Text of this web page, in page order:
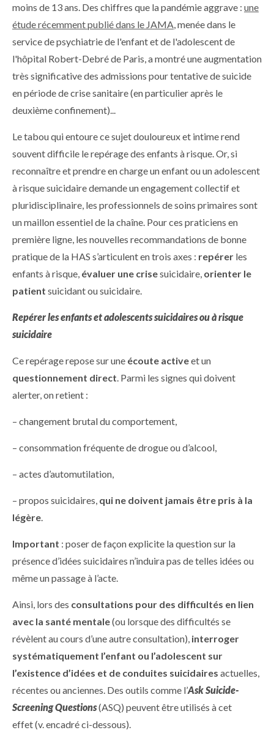
moins de 13 ans. Des chiffres que la pandémie aggrave : une
étude récemment publié dans le JAMA, menée dans le
service de psychiatrie de l'enfant et de l'adolescent de
l'hôpital Robert-Debré de Paris, a montré une augmentation
très significative des admissions pour tentative de suicide
en période de crise sanitaire (en particulier après le
deuxième confinement)...
Le tabou qui entoure ce sujet douloureux et intime rend
souvent difficile le repérage des enfants à risque. Or, si
reconnaître et prendre en charge un enfant ou un adolescent
à risque suicidaire demande un engagement collectif et
pluridisciplinaire, les professionnels de soins primaires sont
un maillon essentiel de la chaîne. Pour ces praticiens en
première ligne, les nouvelles recommandations de bonne
pratique de la HAS s’articulent en trois axes : repérer les
enfants à risque, évaluer une crisesuicidaire, orienter le
patient suicidant ou suicidaire.
Repérer les enfants et adolescents suicidaires ou à risque
suicidaire
Ce repérage repose sur une écoute activeet un
questionnement direct. Parmi les signes qui doivent
alerter, on retient :
– changement brutal du comportement,
– consommation fréquente de drogue ou d’alcool,
– actes d’automutilation,
– propos suicidaires, qui ne doivent jamais être pris à la
légère.
Important : poser de façon explicite la question sur la
présence d’idées suicidaires n’induira pas de telles idées ou
même un passage à l’acte.
Ainsi, lors des consultations pour des difficultés en lien
avec la santé mentale(ou lorsque des difficultés se
révèlent au cours d’une autre consultation), interroger
systématiquement l’enfant ou l’adolescent sur
l’existence d’idées et de conduites suicidaires actuelles,
récentes ou anciennes. Des outils comme l’Ask Suicide-
Screening Questions(ASQ) peuvent être utilisés à cet
effet (v. encadré ci-dessous).